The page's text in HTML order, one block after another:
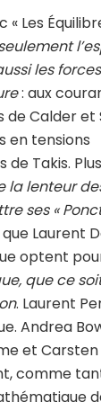
Les
les
: aux
Calder et
en tensions
Takis.
la lenteur
ses «
Laurent
optent
que ce
. Laurent
Andrea
et
comme